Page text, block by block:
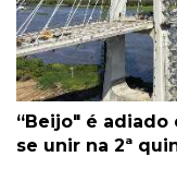
“Beijo" é adiado
se unir na 2ª